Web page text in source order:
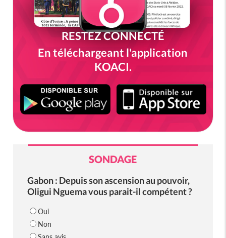
RESTEZ CONNECTÉ
En téléchargeant l'application
KOACI.
SONDAGE
Gabon : Depuis son ascension au pouvoir,
Oligui Nguema vous parait-il compétent ?
Oui
Non